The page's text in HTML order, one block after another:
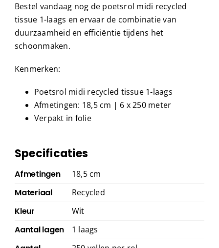
Bestel vandaag nog de poetsrol midi recycled
tissue 1-laags en ervaar de combinatie van
duurzaamheid en efficiëntie tijdens het
schoonmaken.
Kenmerken:
Poetsrol midi recycled tissue 1-laags
Afmetingen: 18,5 cm | 6 x 250 meter
Verpakt in folie
Specificaties
Afmetingen 18,5 cm
Materiaal Recycled
Kleur Wit
Aantal lagen 1 laags